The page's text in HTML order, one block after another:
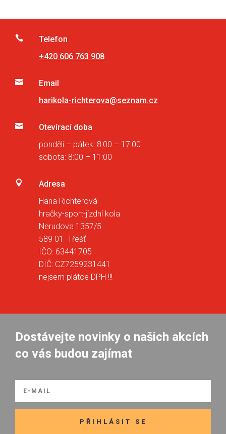

Telefon
+420 606 763 908

Email
harikola-richterova@seznam.cz

Otevírací doba
pondělí – pátek: 8:00 – 17:00
sobota: 8:00 – 11:00

Adresa
Hana Richterová
hračky-sport-jízdní kola
Nerudova 1357/5
589 01 Třešť
IČO: 63441705
DIČ: CZ7259231441
nejsem plátce DPH !!!
Dostávejte novinky o našich akcích
co vás budou zajímat
PŘIHLÁSIT SE